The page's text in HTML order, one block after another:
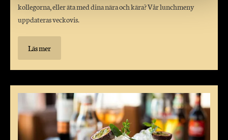
kollegorna, eller äta med dina nära och kära? Vår lunchmeny
uppdateras veckovis.
Läs mer